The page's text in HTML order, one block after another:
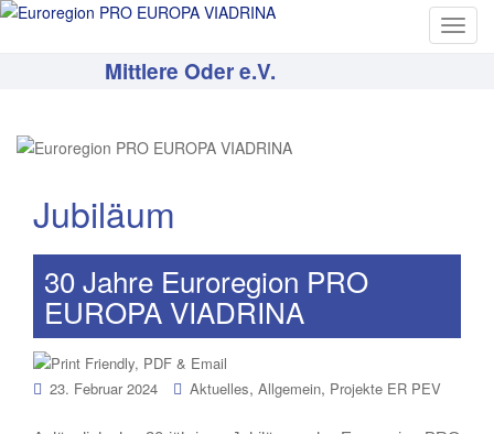
T
i
t
Mittlere Oder e.V.
Jubiläum
30 Jahre Euroregion PRO
EUROPA VIADRINA
23. Februar 2024 Aktuelles, Allgemein, Projekte ER PEV